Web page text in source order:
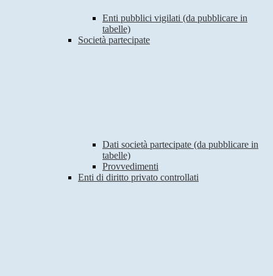
Enti pubblici vigilati (da pubblicare in
tabelle)
Società partecipate
Dati società partecipate (da pubblicare in
tabelle)
Provvedimenti
Enti di diritto privato controllati